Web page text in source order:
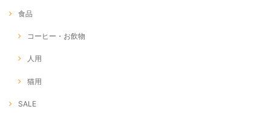
食品
コーヒー・お飲物
人用
猫用
SALE